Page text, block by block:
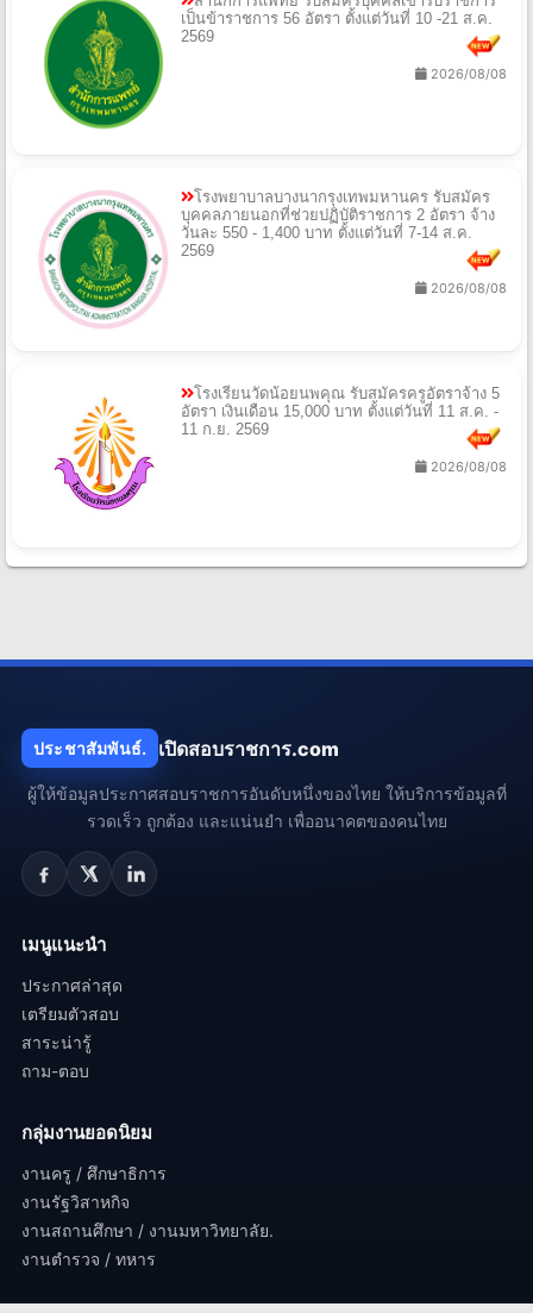
เป็นข้าราชการ 56 อัตรา ตั้งแต่วันที่ 10 -21 ส.ค.
2569
2026/08/08
โรงพยาบาลบางนากรุงเทพมหานคร รับสมัคร
บุคคลภายนอกที่ช่วยปฏิบัติราชการ 2 อัตรา จ้าง
วันละ 550 - 1,400 บาท ตั้งแต่วันที่ 7-14 ส.ค.
2569
2026/08/08
โรงเรียนวัดน้อยนพคุณ รับสมัครครูอัตราจ้าง 5
อัตรา เงินเดือน 15,000 บาท ตั้งแต่วันที่ 11 ส.ค. -
11 ก.ย. 2569
2026/08/08
ประชาสัมพันธ์. เปิดสอบราชการ.com
ผู้ให้ข้อมูลประกาศสอบราชการอันดับหนึ่งของไทย ให้บริการข้อมูลที่
รวดเร็ว ถูกต้อง และแน่นยำ เพื่ออนาคตของคนไทย
เมนูแนะนำ
ประกาศล่าสุด
เตรียมตัวสอบ
สาระน่ารู้
ถาม-ตอบ
กลุ่มงานยอดนิยม
งานครู / ศึกษาธิการ
งานรัฐวิสาหกิจ
งานสถานศึกษา / งานมหาวิทยาลัย.
งานตำรวจ / ทหาร